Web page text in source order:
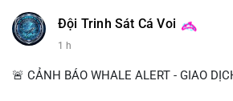
#ripple
Đội Trinh Sát Cá Voi
1 h
🚨 CẢNH BÁO WHALE ALERT - GIAO